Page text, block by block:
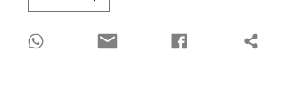
Out of Stock